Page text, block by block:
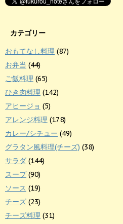
カテゴリー
おもてなし料理 (87)
お弁当 (44)
ご飯料理 (65)
ひき肉料理 (142)
アヒージョ (5)
アレンジ料理 (178)
カレー/シチュー (49)
グラタン風料理(チーズ) (38)
サラダ (144)
スープ(90)
ソース (19)
チーズ (23)
チーズ料理 (31)